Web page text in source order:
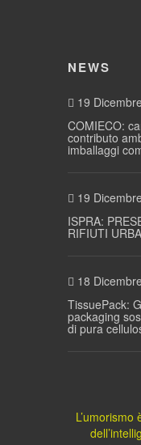
NEWS
19
COMIECO:
contributo
imballaggi
19
ISPRA:
RIFIUTI
18
TissuePack:
packaging
di pura